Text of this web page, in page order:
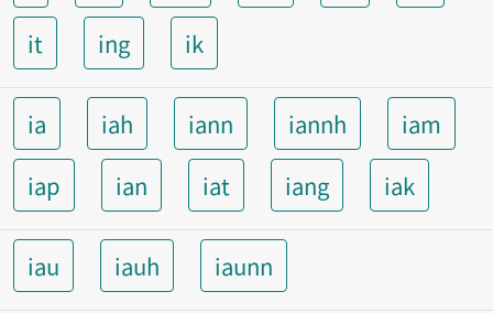
it
ing ik
ia iah iann iannh
iam
iap
ian iat iang iak
iau iauh iaunn